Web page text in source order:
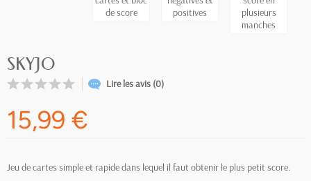
SKYJO
Lire les avis (0)
15,99 €
Jeu de cartes simple et rapide dans lequel il faut obtenir le plus petit score.